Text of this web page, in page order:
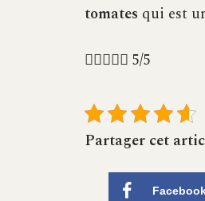
tomates qui est
 5/5
Partager cet